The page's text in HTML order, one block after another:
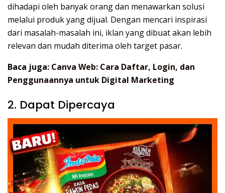
dihadapi oleh banyak orang dan menawarkan solusi
melalui produk yang dijual. Dengan mencari inspirasi
dari masalah-masalah ini, iklan yang dibuat akan lebih
relevan dan mudah diterima oleh target pasar.
Baca juga: Canva Web: Cara Daftar, Login, dan
Penggunaannya untuk Digital Marketing
2. Dapat Dipercaya